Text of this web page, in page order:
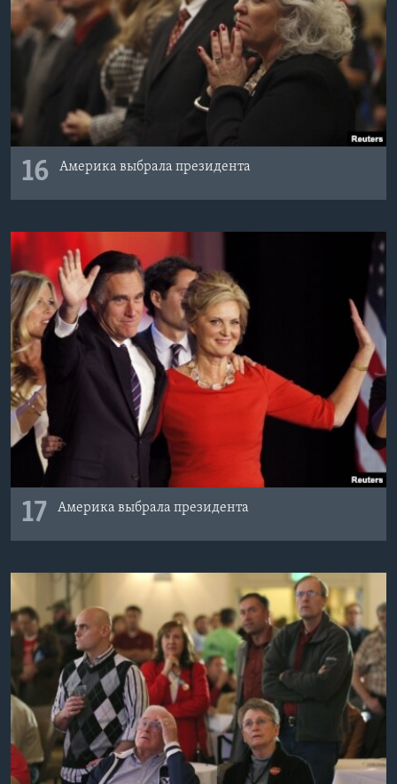
16 Америка выбрала президента
17 Америка выбрала президента